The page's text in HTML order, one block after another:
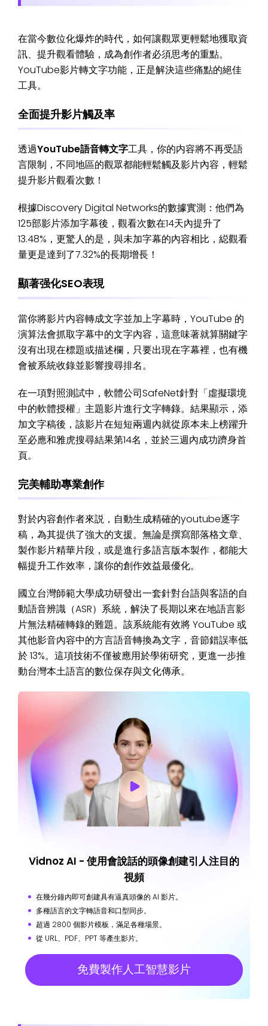
在當今數位化爆炸的時代，如何讓觀眾更輕鬆地獲取資
訊、提升觀看體驗，成為創作者必須思考的重點。
YouTube影片轉文字功能，正是解決這些痛點的絕佳
工具。
全面提升影片觸及率
透過YouTube語音轉文字工具，你的内容將不再受語
言限制，不同地區的觀眾都能輕鬆觸及影片內容，輕鬆
提升影片觀看次數！
根據Discovery Digital Networks的數據實測：他們為
125部影片添加字幕後，觀看次數在14天內提升了
13.48%，更驚人的是，與未加字幕的內容相比，縂觀看
量更是達到了7.32%的長期增長！
顯著强化SEO表現
當你將影片内容轉成文字並加上字幕時，YouTube 的
演算法會抓取字幕中的文字內容，這意味著就算關鍵字
沒有出現在標題或描述欄，只要出現在字幕裡，也有機
會被系統收錄並影響搜尋排名。
在一項對照測試中，軟體公司SafeNet針對「虛擬環境
中的軟體授權」主題影片進行文字轉錄。結果顯示，添
加文字稿後，該影片在短短兩週內就從原本未上榜躍升
至必應和雅虎搜尋結果第14名，並於三週內成功躋身首
頁。
完美輔助專業創作
對於内容創作者來説，自動生成精確的youtube逐字
稿，為其提供了強大的支援。無論是撰寫部落格文章、
製作影片精華片段，或是進行多語言版本製作，都能大
幅提升工作效率，讓你的創作效益最優化。
國立台灣師範大學成功研發出一套針對台語與客語的自
動語音辨識（ASR）系統，解決了長期以來在地語言影
片無法精確轉錄的難題。該系統能有效將 YouTube 或
其他影音內容中的方言語音轉換為文字，音節錯誤率低
於 13%。這項技術不僅被應用於學術研究，更進一步推
動台灣本土語言的數位保存與文化傳承。
Vidnoz AI - 使用會說話的頭像創建引人注目的
視頻
在幾分鐘內即可創建具有逼真頭像的 AI 影片。
多種語言的文字轉語音和口型同步。
超過 2800 個影片模板，滿足各種場景。
從 URL、PDF、PPT 等產生影片。
免費製作人工智慧影片